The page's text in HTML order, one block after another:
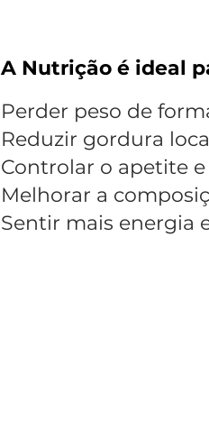
A Nutrição é ideal
Perder peso de
Reduzir gordura
Controlar o apetite e
Melhorar a
Sentir mais energia